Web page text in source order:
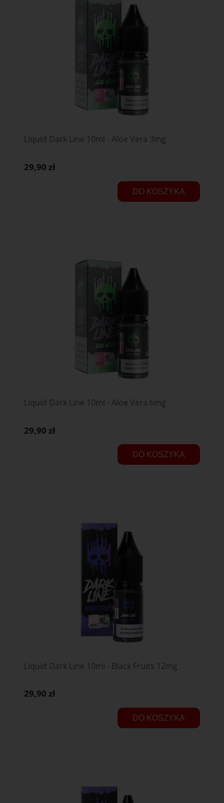
Liquid Dark Line 10ml - Aloe Vera 3mg
29,90 zł
DO KOSZYKA
Liquid Dark Line 10ml - Aloe Vera 6mg
29,90 zł
DO KOSZYKA
Liquid Dark Line 10ml - Black Fruits 12mg
29,90 zł
DO KOSZYKA